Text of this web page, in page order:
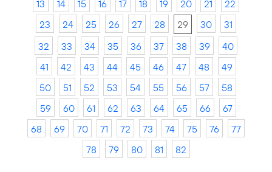
13
14 15 16 17 18 19 20 21
22
23
24 25 26 27 28 29 30
31
32
33 34 35 36 37 38 39
40
41
42 43 44 45 46 47 48
49
50
51 52 53 54 55 56 57
58
59
60 61 62 63 64 65 66
67
68
69 70 71 72 73 74 75 76
77
78
79 80 81 82